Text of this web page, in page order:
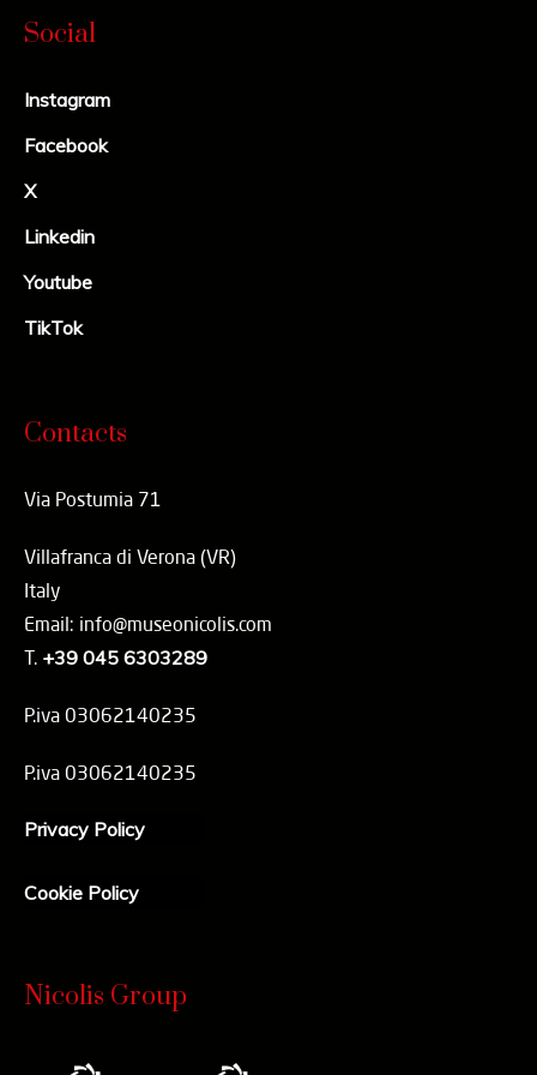
Social
Instagram
Facebook
X
Linkedin
Youtube
TikTok
Contacts
Via Postumia 71
Villafranca di Verona (VR)
Italy
Email: info@museonicolis.com
T. +39 045 6303289
P.iva 03062140235
P.iva 03062140235
Privacy Policy
Cookie Policy
Nicolis Group